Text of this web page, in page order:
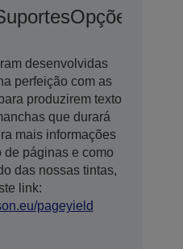
Opções
desenvolvidas
perfeição com as
produzirem texto
que durará
mais informações
de páginas e como
das nossas tintas,
link:
pageyield